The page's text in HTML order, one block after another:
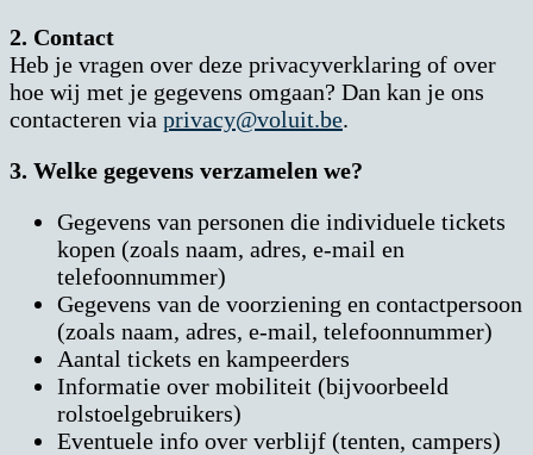
2. Contact
Heb je vragen over deze privacyverklaring of over
hoe wij met je gegevens omgaan? Dan kan je ons
contacteren via privacy@voluit.be.
3. Welke gegevens verzamelen we?
Gegevens van personen die individuele tickets
kopen (zoals naam, adres, e-mail en
telefoonnummer)
Gegevens van de voorziening en contactpersoon
(zoals naam, adres, e-mail, telefoonnummer)
Aantal tickets en kampeerders
Informatie over mobiliteit (bijvoorbeeld
rolstoelgebruikers)
Eventuele info over verblijf (tenten, campers)